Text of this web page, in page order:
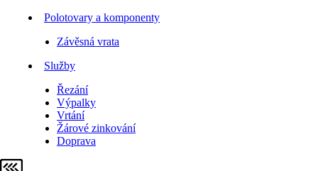
Polotovary a komponenty
Závěsná vrata
Služby
Řezání
Výpalky
Vrtání
Žárové zinkování
Doprava